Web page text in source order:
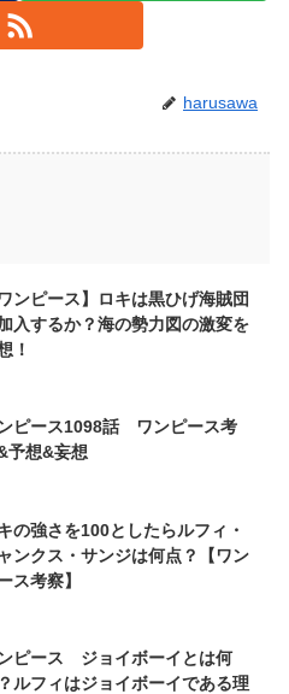
harusawa
ワンピース】ロキは黒ひげ海賊団
入するか？海の勢力図の激変を
！
ピース1098話 ワンピース考
予想&妄想
の強さを100としたらルフィ・
ンクス・サンジは何点？【ワン
ス考察】
ピース ジョイボーイとは何
ルフィはジョイボーイである理